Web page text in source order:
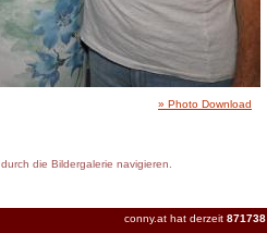
» Photo Download
durch die Bildergalerie navigieren.
conny.at hat derzeit 871738